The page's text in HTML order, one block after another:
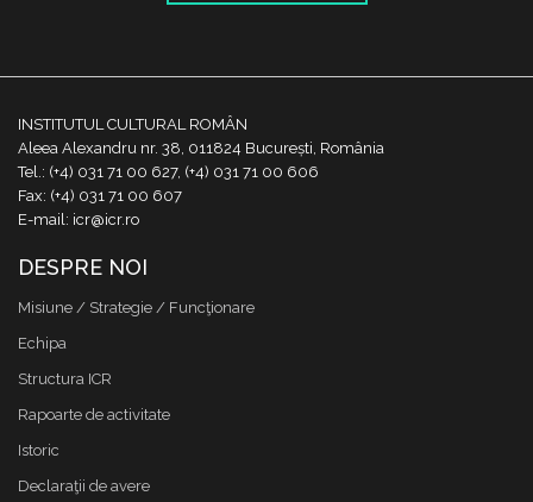
INSTITUTUL CULTURAL ROMÂN
Aleea Alexandru nr. 38, 011824 București, România
Tel.: (+4) 031 71 00 627, (+4) 031 71 00 606
Fax: (+4) 031 71 00 607
E-mail: icr@icr.ro
DESPRE NOI
Misiune / Strategie / Funcţionare
Echipa
Structura ICR
Rapoarte de activitate
Istoric
Declaraţii de avere